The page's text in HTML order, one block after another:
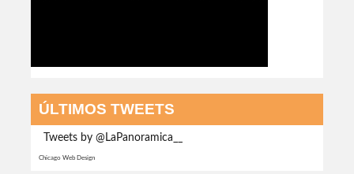
ÚLTIMOS TWEETS
Tweets by @LaPanoramica__
Chicago Web Design